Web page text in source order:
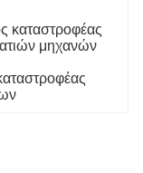
καταστροφέας
μηχανών